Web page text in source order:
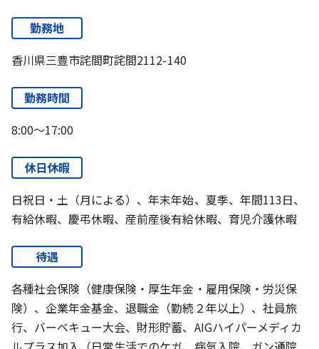
勤務地
香川県三豊市詫間町詫間2112-140
勤務時間
8:00～17:00
休日休暇
日祝日・土（月による）、年末年始、夏季、年間113日、
有給休暇、慶弔休暇、産前産後有給休暇、育児介護休暇
待遇
各種社会保険（健康保険・厚生年金・雇用保険・労災保
険）、企業年金基金、退職金（勤続２年以上）、社員旅
行、バーベキュー大会、財形貯蓄、AIGハイパーメディカ